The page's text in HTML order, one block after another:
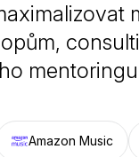
Amazon Music